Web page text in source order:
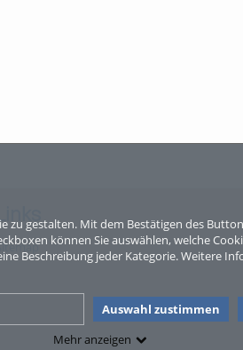
zu gestalten. Mit dem Bestätigen des
können Sie auswählen, welche
Beschreibung jeder Kategorie. Weitere
Auswahl zustimmen
Mehr anzeigen
Links